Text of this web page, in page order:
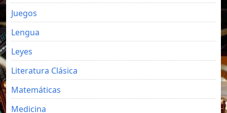
Juegos
Lengua
Leyes
Literatura Clásica
Matemáticas
Medicina